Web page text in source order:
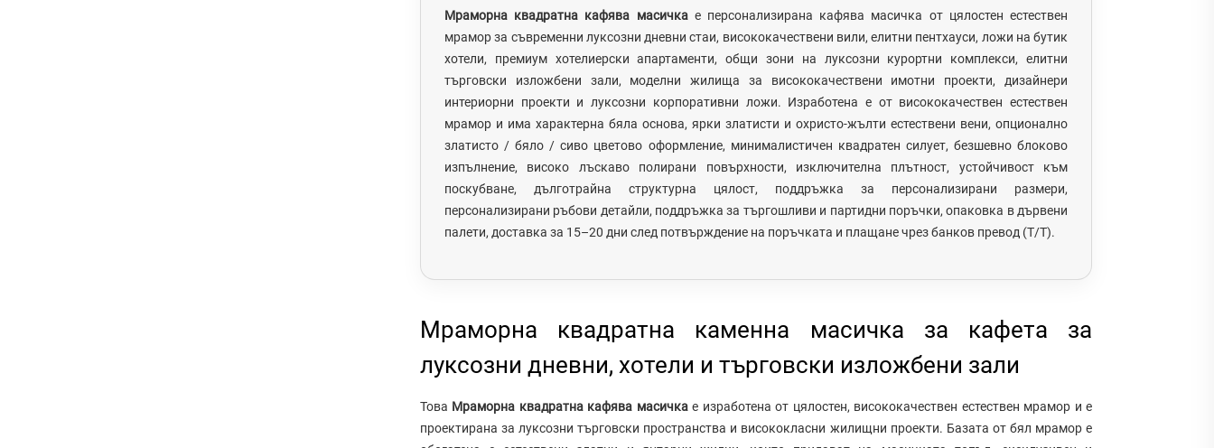
Мраморна квадратна кафява масичка е персонализирана кафява масичка от цялостен естествен
мрамор за съвременни луксозни дневни стаи, висококачествени вили, елитни пентхауси, ложи на бутик
хотели, премиум хотелиерски апартаменти, общи зони на луксозни курортни комплекси, елитни
търговски изложбени зали, моделни жилища за висококачествени имотни проекти, дизайнери
интериорни проекти и луксозни корпоративни ложи. Изработена е от висококачествен естествен
мрамор и има характерна бяла основа, ярки златисти и охристо-жълти естествени вени, опционално
златисто / бяло / сиво цветово оформление, минималистичен квадратен силует, безшевно блоково
изпълнение, високо лъскаво полирани повърхности, изключителна плътност, устойчивост към
поскубване, дълготрайна структурна цялост, поддръжка за персонализирани размери,
персонализирани ръбови детайли, поддръжка за търгошливи и партидни поръчки, опаковка в дървени
палети, доставка за 15–20 дни след потвърждение на поръчката и плащане чрез банков превод (T/T).
Мраморна квадратна каменна масичка за кафета за
луксозни дневни, хотели и търговски изложбени зали
Това Мраморна квадратна кафява масичкае изработена от цялостен, висококачествен естествен мрамор и е
проектирана за луксозни търговски пространства и висококласни жилищни проекти. Базата от бял мрамор е